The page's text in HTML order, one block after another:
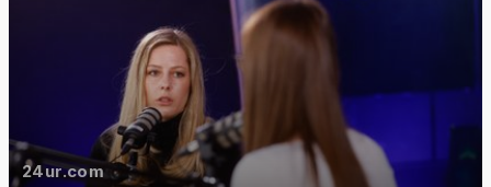
24ur.com